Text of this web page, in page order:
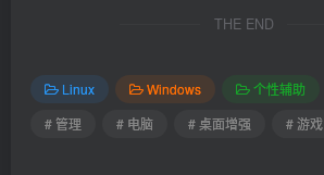
THE END
Linux Windows 个性辅助
# 管理
# 电脑 # 桌面增强 # 游戏